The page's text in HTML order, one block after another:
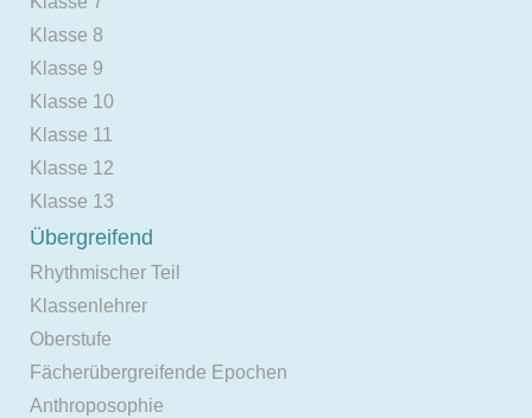
Klasse 8
Klasse 9
Klasse 10
Klasse 11
Klasse 12
Klasse 13
Übergreifend
Rhythmischer Teil
Klassenlehrer
Oberstufe
Fächerübergreifende Epochen
Anthroposophie